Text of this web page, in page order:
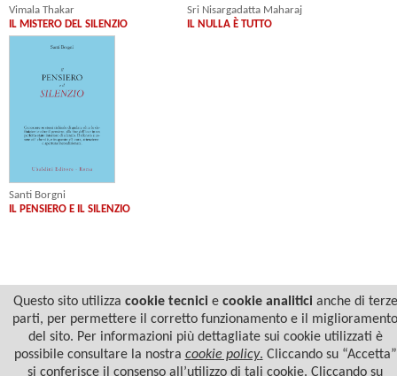
Vimala Thakar
IL MISTERO DEL SILENZIO
Sri Nisargadatta Maharaj
IL NULLA È TUTTO
Santi Borgni
IL PENSIERO E IL SILENZIO
Questo sito utilizza cookie tecnicie cookie analiticianche di terze
parti, per permettere il corretto funzionamento e il miglioramento
del sito. Per informazioni più dettagliate sui cookie utilizzati è
possibile consultare la nostra cookie policy. Cliccando su “Accetta”
si conferisce il consenso all’utilizzo di tali cookie. Cliccando su